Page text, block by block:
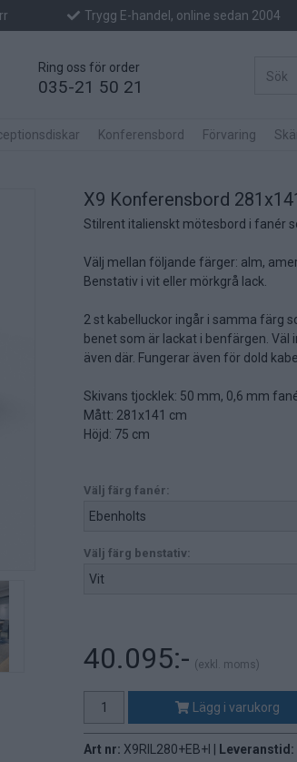
Trygg E-handel, online sedan 2004
Ring oss för order
035-21 50 21
Konferensbord Förvaring
X9 Konferensbord
Stilrent italienskt mötesbord i fanér
Välj mellan följande färger: alm,
Benstativ i vit eller mörkgrå lack.
2 st kabelluckor ingår i samma färg
benet som är lackat i benfärgen. Väl
även där. Fungerar även för dold
Skivans tjocklek: 50 mm, 0,6 mm
Mått: 281x141 cm
Höjd: 75 cm
Välj färg fanér:
Välj färg benstativ:
40.095:- (exkl. moms)
Lägg i varukorg
Art nr: X9RIL280+EB+I | Leveranstid: